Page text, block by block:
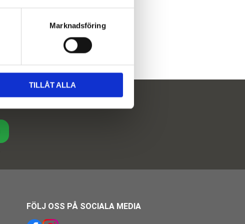
Marknadsföring
TILLÅT ALLA
FÖLJ OSS PÅ SOCIALA MEDIA